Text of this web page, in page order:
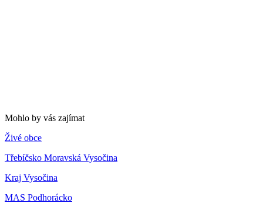
Mohlo by vás zajímat
Živé obce
Třebíčsko Moravská Vysočina
Kraj Vysočina
MAS Podhorácko